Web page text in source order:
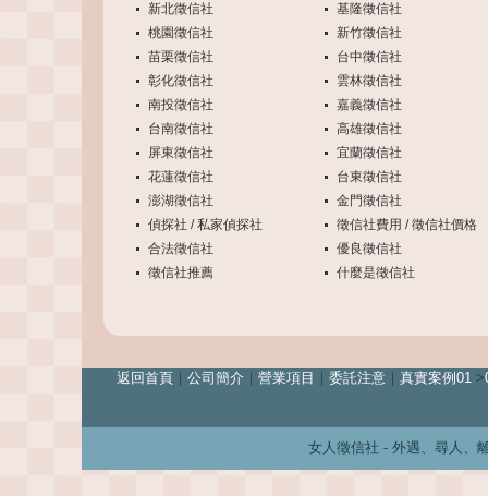
新北徵信社
基隆徵信社
桃園徵信社
新竹徵信社
苗栗徵信社
台中徵信社
彰化徵信社
雲林徵信社
南投徵信社
嘉義徵信社
台南徵信社
高雄徵信社
屏東徵信社
宜蘭徵信社
花蓮徵信社
台東徵信社
澎湖徵信社
金門徵信社
偵探社 / 私家偵探社
徵信社費用 / 徵信社價格
合法徵信社
優良徵信社
徵信社推薦
什麼是徵信社
返回首頁｜ 公司簡介 營業項目 委託注意｜ 真實案例01>
女人徵信社 - 外遇、尋人、